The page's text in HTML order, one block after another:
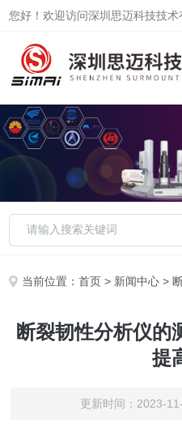
您好！欢迎访问深圳思迈科技技术
当前位置：首页 > 新闻中心 > 断
断裂韧性分析仪的
提
更新时间：2023-